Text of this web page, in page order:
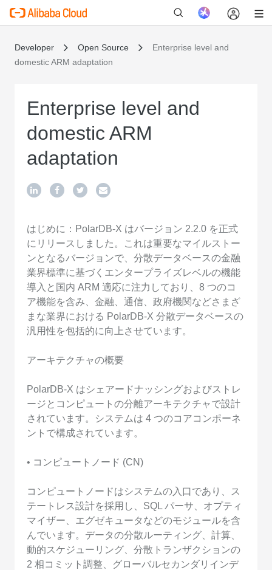
Developer Open Source
Enterprise level and
domestic ARM adaptation
Enterprise level and
domestic ARM
adaptation
はじめに：PolarDB-X はバージョン 2.2.0 を正式
にリリースしました。これは重要なマイルストー
ンとなるバージョンで、分散データベースの金融
業界標準に基づくエンタープライズレベルの機能
導入と国内 ARM 適応に注力しており、8 つのコ
ア機能を含み、金融、通信、政府機関などさまざ
まな業界における PolarDB-X 分散データベースの
汎用性を包括的に向上させています。
アーキテクチャの概要
PolarDB-X はシェアードナッシングおよびストレ
ージとコンピュートの分離アーキテクチャで設計
されています。システムは 4 つのコアコンポーネ
ントで構成されています。
• コンピュートノード (CN)
コンピュートノードはシステムの入口であり、ス
テートレス設計を採用し、SQL パーサ、オプティ
マイザー、エグゼキュータなどのモジュールを含
んでいます。データの分散ルーティング、計算、
動的スケジューリング、分散トランザクションの
2 相コミット調整、グローバルセカンダリインデ